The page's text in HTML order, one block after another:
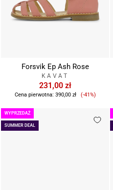
Forsvik Ep Ash Rose
KAVAT
231,00 zł
Cena pierwotna: 390,00 zł
Cena
(-41%)
SUMMER DEAL
WYPRZEDAŻ